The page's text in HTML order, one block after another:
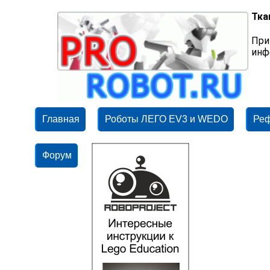
Главная Роботы ЛЕГО EV3 и WEDO
Форум